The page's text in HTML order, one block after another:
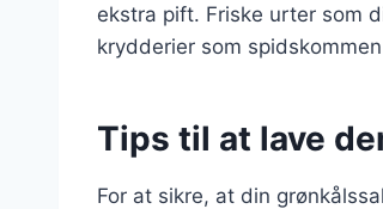
ekstra pift. Friske urter som
krydderier som
Tips til at lave
For at sikre, at din